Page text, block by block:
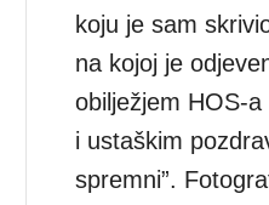
koju je sam
na kojoj je
obilježjem HOS-a
i ustaškim
spremni”.